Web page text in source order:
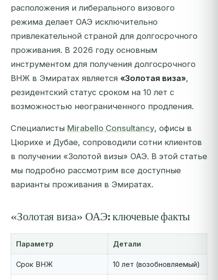
расположения и либерального визового
режима делает ОАЭ исключительно
привлекательной страной для долгосрочного
проживания. В 2026 году основным
инструментом для получения долгосрочного
ВНЖ в Эмиратах является «Золотая виза»,
резидентский статус сроком на 10 лет с
возможностью неограниченного продления.
Специалисты Mirabello Consultancy, офисы в
Цюрихе и Дубае, сопроводили сотни клиентов
в получении «Золотой визы» ОАЭ. В этой статье
мы подробно рассмотрим все доступные
варианты проживания в Эмиратах.
«Золотая виза» ОАЭ: ключевые факты
Параметр Детали
Срок ВНЖ 10 лет (возобновляемый)